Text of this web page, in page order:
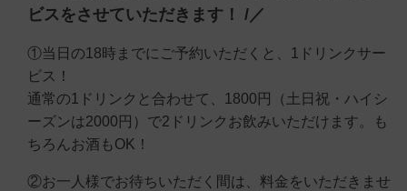
ビスをさせていただきます！ /／
①当日の18時までにご予約いただくと、1ドリンクサー
ビス！
通常の1ドリンクと合わせて、1800円（土日祝・ハイシ
ーズンは2000円）で2ドリンクお飲みいただけます。も
ちろんお酒もOK！
②お一人様でお待ちいただく間は、料金をいただきませ